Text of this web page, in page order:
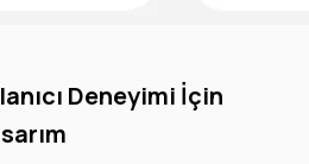
Deneyimi İçin